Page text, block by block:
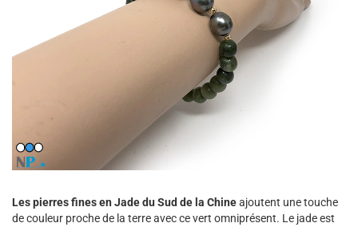
Les pierres fines en Jade du Sud de la Chineajoutent une touche
de couleur proche de la terre avec ce vert omniprésent. Le jade est